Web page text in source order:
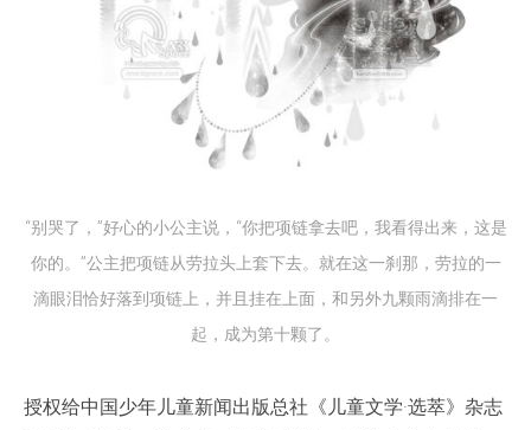
“别哭了，”好心的小公主说，“你把项链拿去吧，我看得出来，这是
你的。”公主把项链从劳拉头上套下去。就在这一刹那，劳拉的一
滴眼泪恰好落到项链上，并且挂在上面，和另外九颗雨滴排在一
起，成为第十颗了。
授权给中国少年儿童新闻出版总社《儿童文学·选萃》杂志